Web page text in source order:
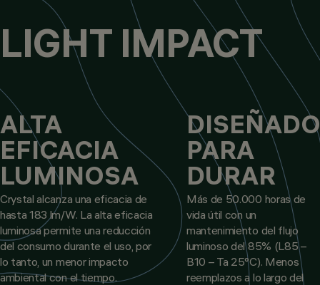
LIGHT IMPACT
ALTA
EFICACIA
LUMINOSA
Crystal alcanza una eficacia de
hasta 183 lm/W. La alta eficacia
luminosa permite una reducción
del consumo durante el uso, por
lo tanto, un menor impacto
ambiental con el tiempo.
DISEÑADO
PARA
DURAR
Más de 50.000 horas de
vida útil con un
mantenimiento del flujo
luminoso del 85% (L85 –
B10 – Ta 25°C). Menos
reemplazos a lo largo del